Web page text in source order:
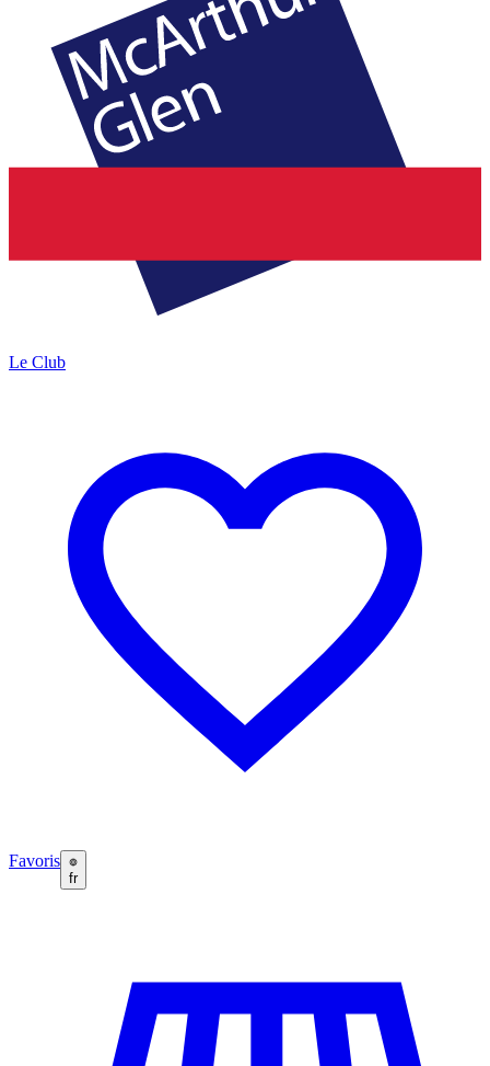
Le Club
Favoris
fr